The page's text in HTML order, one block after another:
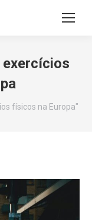
exercícios
físicos na Europa"